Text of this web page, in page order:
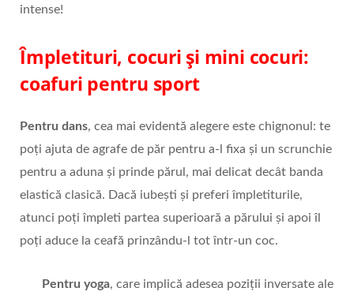
intense!
Împletituri, cocuri și mini cocuri:
coafuri pentru sport
Pentru dans, cea mai evidentă alegere este chignonul: te
poți ajuta de agrafe de păr pentru a-l fixa și un scrunchie
pentru a aduna și prinde părul, mai delicat decât banda
elastică clasică. Dacă iubești și preferi împletiturile,
atunci poți împleti partea superioară a părului și apoi îl
poți aduce la ceafă prinzându-l tot într-un coc.
Pentru yoga, care implică adesea poziții inversate ale